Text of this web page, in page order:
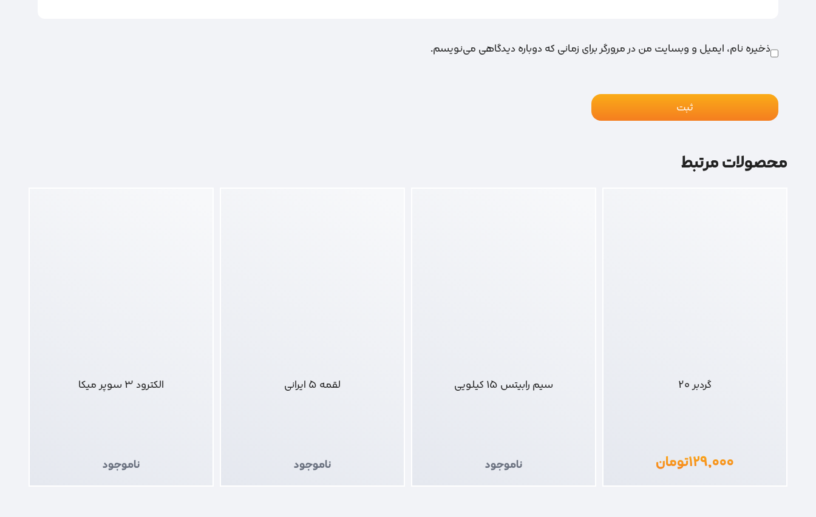
ذخیره نام، ایمیل و وبسایت من در مرورگر برای زمانی که دوباره دیدگاهی می‌نویسم.
محصولات مرتبط
گردبر 20
۱۲۹,۰۰۰تومان
سیم رابیتس 15 کیلویی
ناموجود
لقمه 5 ایرانی
ناموجود
الکترود 3 سوپر میکا
ناموجود